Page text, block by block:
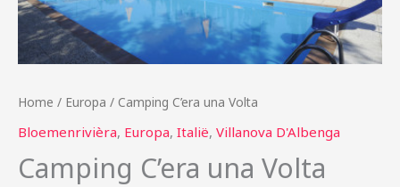
Home / Europa / Camping C’era una Volta
Bloemenrivièra, Europa, Italië, Villanova D'Albenga
Camping C’era una Volta